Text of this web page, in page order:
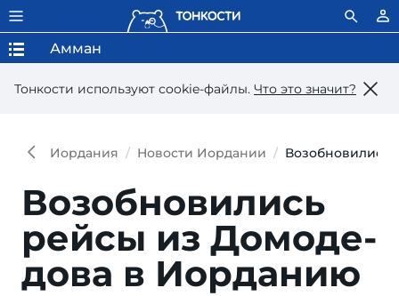
Тонкости используют сookie-файлы. Что это значит?
Амман
Иордания Новости Иордании Возобновились
Возобновились
рейсы из Домоде­
дова в Иорданию